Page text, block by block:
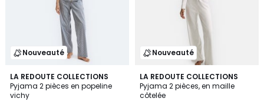
Nouveauté
LA REDOUTE COLLECTIONS
Pyjama 2 pièces en popeline
vichy
Nouveauté
LA REDOUTE COLLECTIONS
Pyjama 2 pièces, en maille
côtelée